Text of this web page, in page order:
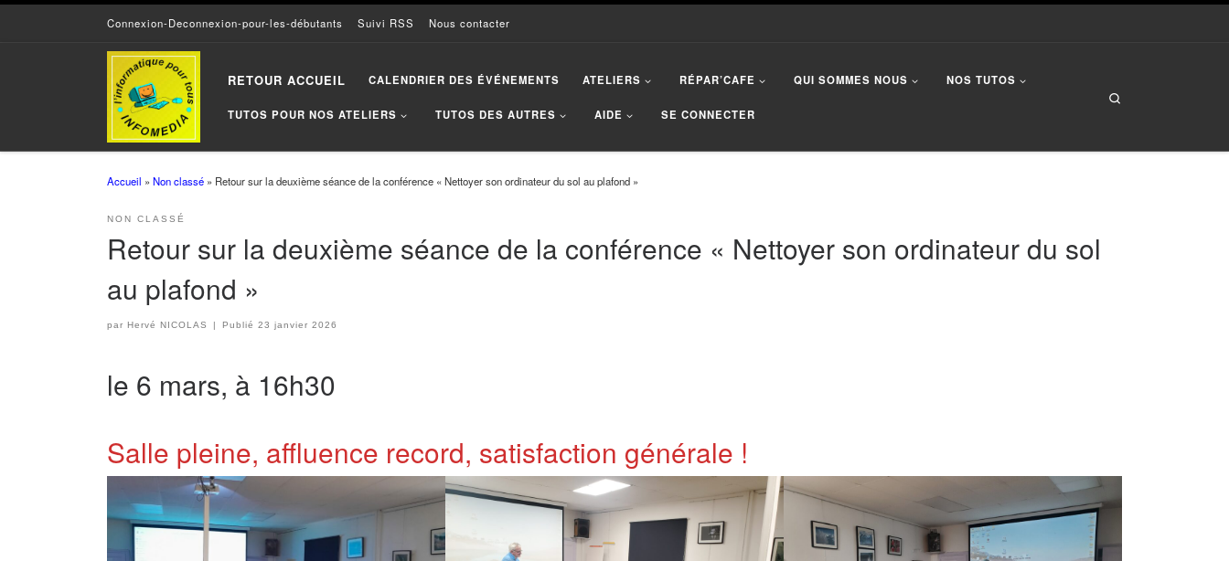
Passer au contenuConnexion-Deconnexion-pour-les-débutants Suivi RSS Nous contacter
RETOUR ACCUEIL CALENDRIER DES ÉVÉNEMENTS ATELIERS RÉPAR’CAFE QUI SOMMES NOUS NOS TUTOS
TUTOS POUR NOS ATELIERS TUTOS DES AUTRES AIDE SE CONNECTER
Accueil » Non classé » Retour sur la deuxième séance de la conférence « Nettoyer son ordinateur du sol au plafond »
NON CLASSÉ
Retour sur la deuxième séance de la conférence « Nettoyer son ordinateur du sol
au plafond »
par Hervé NICOLAS | Publié23 janvier 2026
le 6 mars, à 16h30
Salle pleine, affluence record, satisfaction générale !